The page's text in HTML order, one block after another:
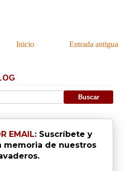
Entrada antigua
Inicio
EMAIL: Suscríbete y
memoria de nuestros